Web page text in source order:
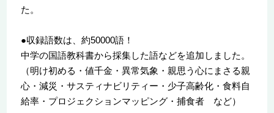
た。
●収録語数は、約50000語！
中学の国語教科書から採集した語などを追加しました。
（明け初める・値千金・異常気象・親思う心にまさる親
心・減災・サスティナビリティー・少子高齢化・食料自
給率・プロジェクションマッピング・捕食者 など）